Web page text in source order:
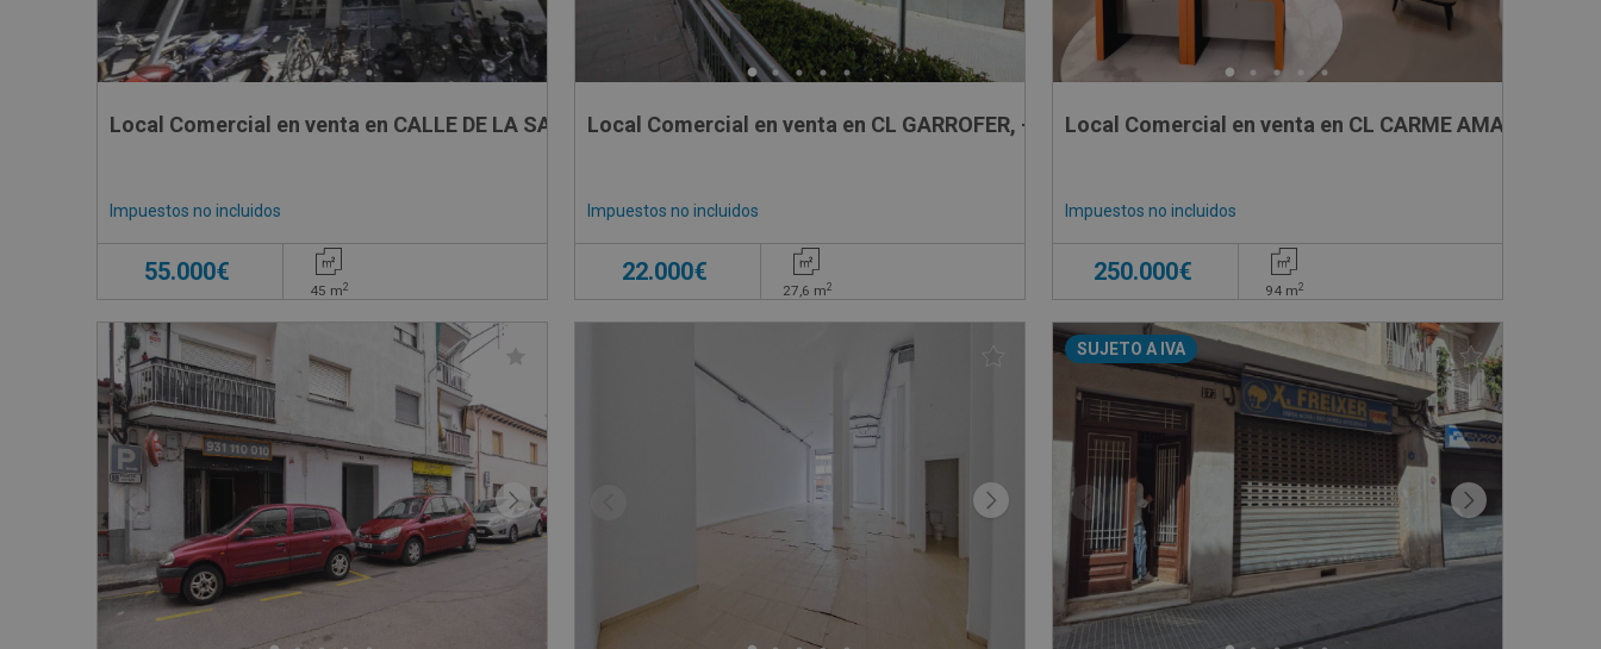
Local Comercial en venta en CALLE DE LA SALETA , 1
Impuestos no incluidos
55.000€
45 m2
Local Comercial en venta en CL GARROFER, -
Impuestos no incluidos
22.000€
27,6 m2
Local Comercial en venta en CL CARME AMAYA, -
Impuestos no incluidos
250.000€
94 m2
SUJETO A IVA